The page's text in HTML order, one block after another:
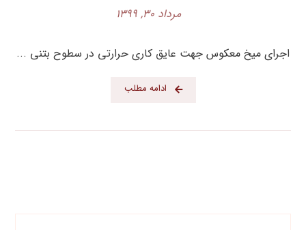
مرداد ۳۰, ۱۳۹۹
اجرای میخ معکوس جهت عایق کاری حرارتی در سطوح بتنی ...
ادامه مطلب